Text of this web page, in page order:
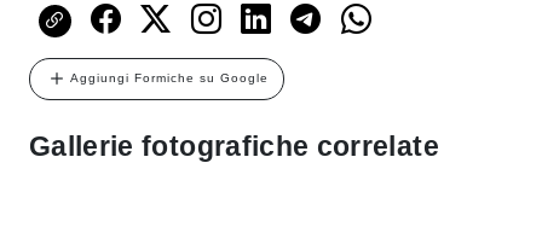
Aggiungi Formiche su Google
Gallerie fotografiche correlate